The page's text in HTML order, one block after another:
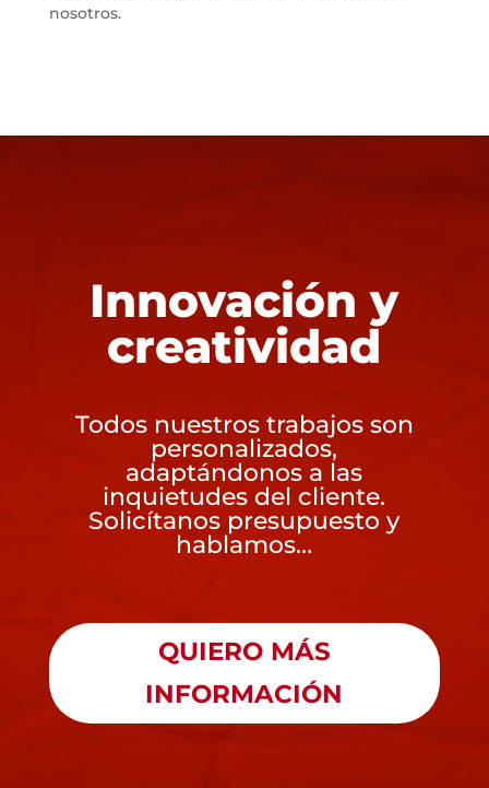
nosotros.
Innovación y
creatividad
Todos nuestros trabajos son
personalizados,
adaptándonos a las
inquietudes del cliente.
Solicítanos presupuesto y
hablamos…
QUIERO MÁS
INFORMACIÓN